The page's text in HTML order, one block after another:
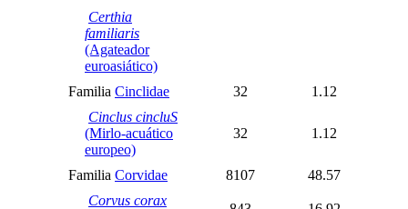
Certhia
familiaris
(Agateador
euroasiático)
Familia Cinclidae 32
1.12
Cinclus cincluS
(Mirlo-acuático
europeo)
32 1.12
Familia Corvidae 8107
48.57
Corvus corax